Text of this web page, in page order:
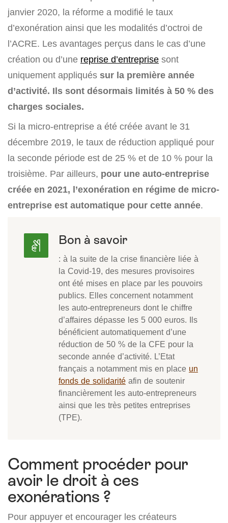
janvier 2020, la réforme a modifié le taux
d’exonération ainsi que les modalités d’octroi de
l’ACRE. Les avantages perçus dans le cas d’une
création ou d’une reprise d’entreprise sont
uniquement appliqués sur la première année
d’activité. Ils sont désormais limités à 50 % des
charges sociales.
Si la micro-entreprise a été créée avant le 31
décembre 2019, le taux de réduction appliqué pour
la seconde période est de 25 % et de 10 % pour la
troisième. Par ailleurs, pour une auto-entreprise
créée en 2021, l’exonération en régime de micro-
entreprise est automatique pour cette année.
Bon à savoir
: à la suite de la crise financière liée à
la Covid-19, des mesures provisoires
ont été mises en place par les pouvoirs
publics. Elles concernent notamment
les auto-entrepreneurs dont le chiffre
d’affaires dépasse les 5 000 euros. Ils
bénéficient automatiquement d’une
réduction de 50 % de la CFE pour la
seconde année d’activité. L’Etat
français a notamment mis en place un
fonds de solidarité afin de soutenir
financièrement les auto-entrepreneurs
ainsi que les très petites entreprises
(TPE).
Comment procéder pour
avoir le droit à ces
exonérations ?
Pour appuyer et encourager les créateurs